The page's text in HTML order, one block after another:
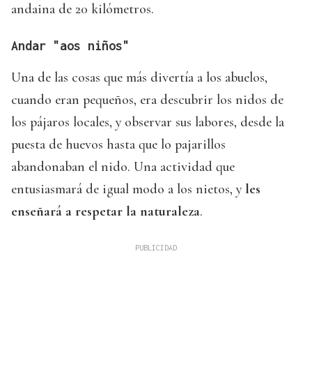
andaina de 20 kilómetros.
Andar "aos niños"
Una de las cosas que más divertía a los abuelos,
cuando eran pequeños, era descubrir los nidos de
los pájaros locales, y observar sus labores, desde la
puesta de huevos hasta que lo pajarillos
abandonaban el nido. Una actividad que
entusiasmará de igual modo a los nietos, yles
enseñará a respetar la naturaleza.